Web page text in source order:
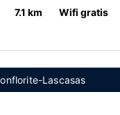
7.1 km Wifi gratis
Lascasas